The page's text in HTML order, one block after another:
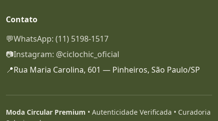
Contato
💬WhatsApp: (11) 5198-1517
📷Instagram: @ciclochic_oficial
📍Rua Maria Carolina, 601 — Pinheiros, São Paulo/SP
Moda Circular Premium • Autenticidade Verificada • Curadoria